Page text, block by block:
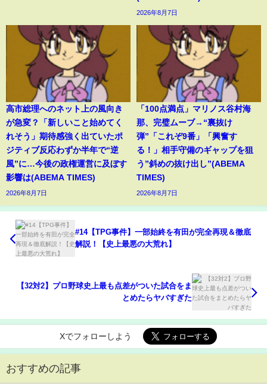
2026年8月7日
高市総理へのネット上の風向き
が急変？「新しいこと始めてく
れそう」期待感強く出ていたポ
ジティブ反応わずか半年で“逆
風”に…今後の政権運営に及ぼす
影響は(ABEMA TIMES)
2026年8月7日
「100点満点」マリノス谷村海
那、完璧ムーブ→“裏抜け
弾”「これぞ9番」「興奮す
る！」相手守備のギャップを狙
う”斜めの抜け出し”(ABEMA
TIMES)
2026年8月7日
#14【TPG事件】一部始終を有田が完全再現＆徹底
解説！【史上最悪の大荒れ】
【32対2】プロ野球史上最も点差がついた試合をま
とめたらヤバすぎた
Xでフォローしよう
おすすめの記事